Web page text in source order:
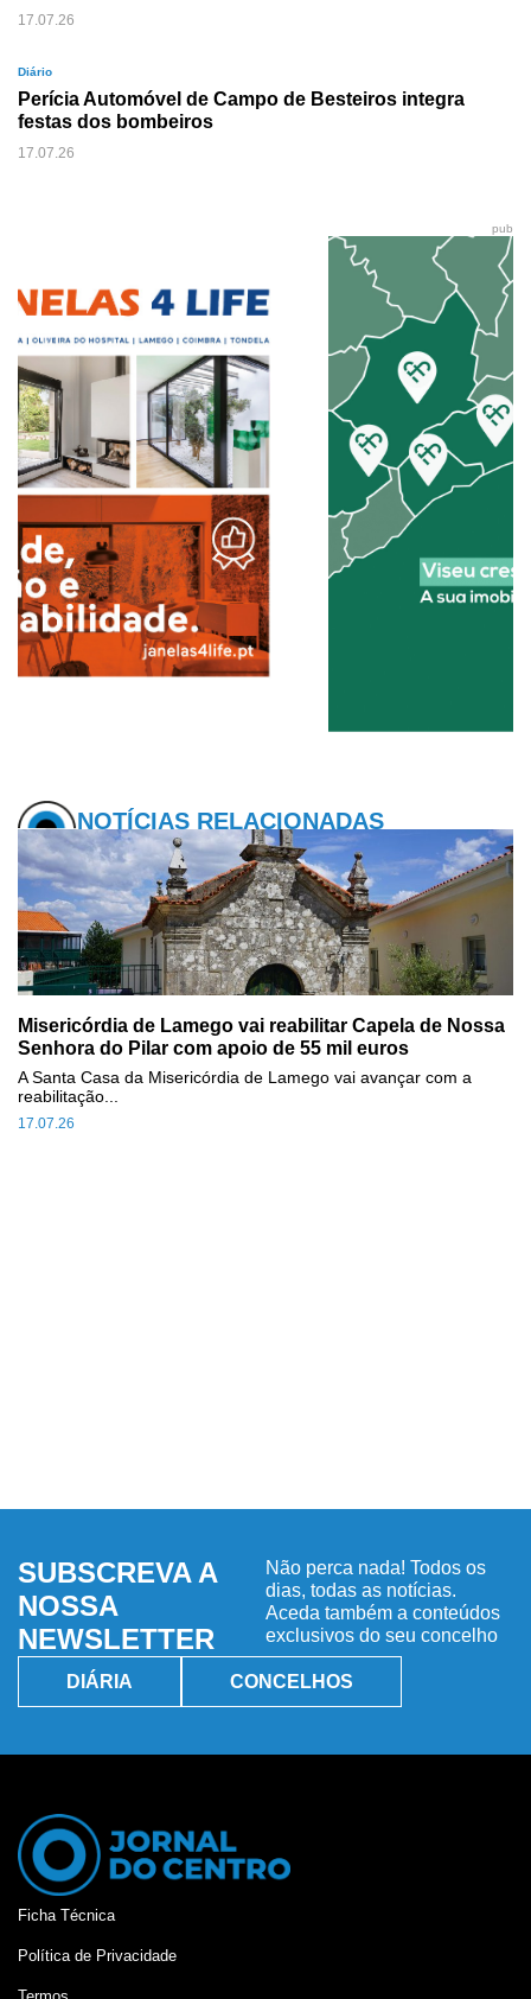
17.07.26
Diário
Perícia Automóvel de Campo de Besteiros integra
festas dos bombeiros
17.07.26
pub
NOTÍCIAS RELACIONADAS
Misericórdia de Lamego vai reabilitar Capela de Nossa
Senhora do Pilar com apoio de 55 mil euros
17.07.26
A Santa Casa da Misericórdia de Lamego vai avançar com a
reabilitação...
SUBSCREVA A
NOSSA
NEWSLETTER
Não perca nada! Todos os
dias, todas as notícias.
Aceda também a conteúdos
exclusivos do seu concelho
DIÁRIA CONCELHOS
Ficha Técnica
Política de Privacidade